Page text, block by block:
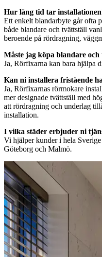
Hur lång tid tar
Ett enkelt blandarbyte går ofta
både blandare och tvättställ
beroende på rördragning,
Måste jag köpa blandare och
Ja, Rörfixarna kan bara hjälpa
Kan ni installera fristående
Ja, Rörfixarnas rörmokare
mer designade tvättställ med
att rördragning och underlag
installation.
I vilka städer erbjuder ni
Vi hjälper kunder i hela
Göteborg och Malmö.